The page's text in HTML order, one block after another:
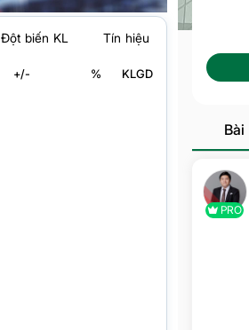
Đột biến KL Tín hiệu
+/- % KLGD
PRO